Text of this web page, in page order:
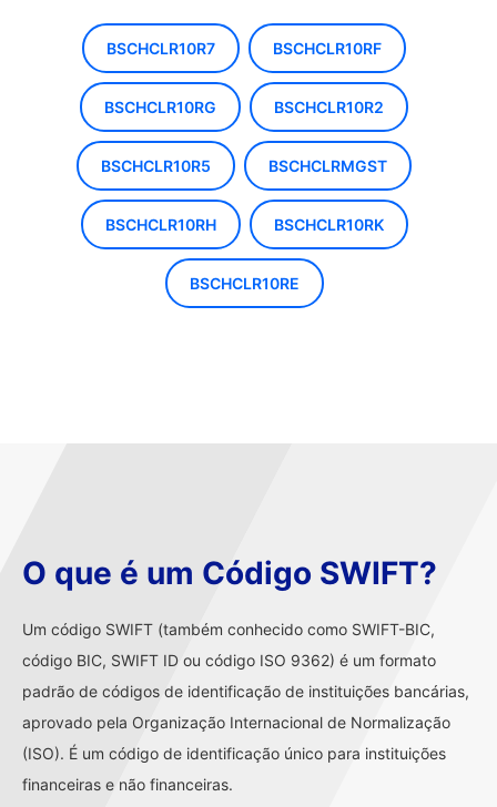
BSCHCLR10R7 BSCHCLR10RF
BSCHCLR10RG BSCHCLR10R2
BSCHCLR10R5 BSCHCLRMGST
BSCHCLR10RH BSCHCLR10RK
BSCHCLR10RE
O que é um Código SWIFT?
Um código SWIFT (também conhecido como SWIFT-BIC,
código BIC, SWIFT ID ou código ISO 9362) é um formato
padrão de códigos de identificação de instituições bancárias,
aprovado pela Organização Internacional de Normalização
(ISO). É um código de identificação único para instituições
financeiras e não financeiras.